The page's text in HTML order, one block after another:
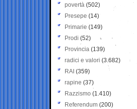
povertà (502)
Presepe (14)
Primarie (149)
Prodi (52)
Provincia (139)
radici e valori (3.682)
RAI (359)
rapine (37)
Razzismo (1.410)
Referendum (200)